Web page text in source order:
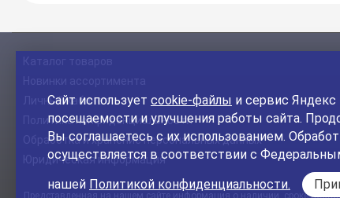
Каталог товаров
Новинки ассортимента
Личный кабинет
Политика конфиденциальности
Обработка и хранение персональных данных
Юридическая информация
Сайт использует cookie-файлы и сервис Яндекс
посещаемости и улучшения работы сайта.
Вы соглашаетесь с их использованием.
осуществляется в соответствии с
нашей Политикой конфиденциальности.